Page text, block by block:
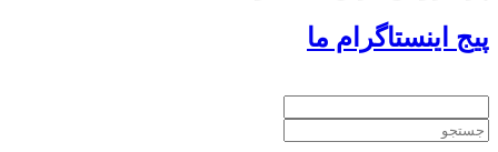
پیج اینستاگرام ما